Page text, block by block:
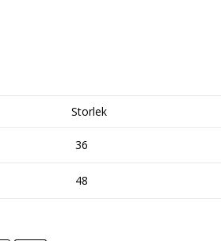
Storlek
36
48